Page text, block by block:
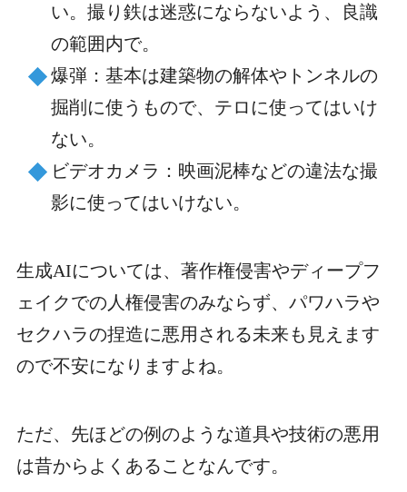
い。撮り鉄は迷惑にならないよう、良識
の範囲内で。
爆弾：基本は建築物の解体やトンネルの
掘削に使うもので、テロに使ってはいけ
ない。
ビデオカメラ：映画泥棒などの違法な撮
影に使ってはいけない。
生成AIについては、著作権侵害やディープフ
ェイクでの人権侵害のみならず、パワハラや
セクハラの捏造に悪用される未来も見えます
ので不安になりますよね。
ただ、先ほどの例のような道具や技術の悪用
は昔からよくあることなんです。